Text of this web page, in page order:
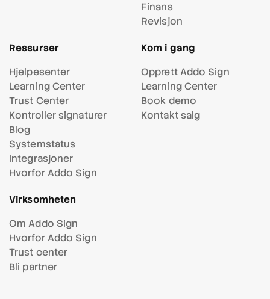
Finans
Revisjon
Ressurser
Hjelpesenter
Learning Center
Trust Center
Kontroller signaturer
Blog
Systemstatus
Integrasjoner
Hvorfor Addo Sign
Kom i gang
Opprett Addo Sign
Learning Center
Book demo
Kontakt salg
Virksomheten
Om Addo Sign
Hvorfor Addo Sign
Trust center
Bli partner